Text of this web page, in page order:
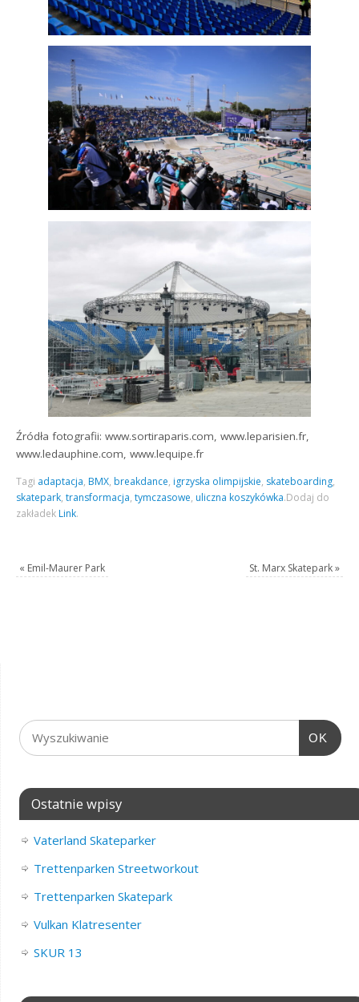
Źródła fotografii: www.sortiraparis.com, www.leparisien.fr,
www.ledauphine.com, www.lequipe.fr
Tagi adaptacja, BMX, breakdance, igrzyska olimpijskie, skateboarding,
skatepark,transformacja,tymczasowe, uliczna koszykówka.Dodaj do
zakładek Link.
« Emil-Maurer Park St. Marx Skatepark»
OK
Ostatnie wpisy
Vaterland Skateparker
Trettenparken Streetworkout
Trettenparken Skatepark
Vulkan Klatresenter
SKUR 13